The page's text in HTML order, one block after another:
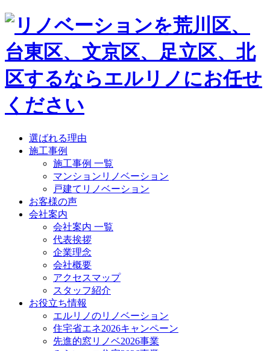
選ばれる理由
施工事例
施工事例 一覧
マンションリノベーション
戸建てリノベーション
お客様の声
会社案内
会社案内 一覧
代表挨拶
企業理念
会社概要
アクセスマップ
スタッフ紹介
お役立ち情報
エルリノのリノベーション
住宅省エネ2026キャンペーン
先進的窓リノベ2026事業